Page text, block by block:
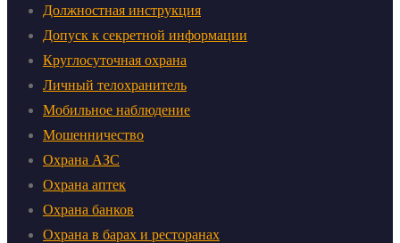
Должностная инструкция
Допуск к секретной информации
Круглосуточная охрана
Личный телохранитель
Мобильное наблюдение
Мошенничество
Охрана АЗС
Охрана аптек
Охрана банков
Охрана в барах и ресторанах